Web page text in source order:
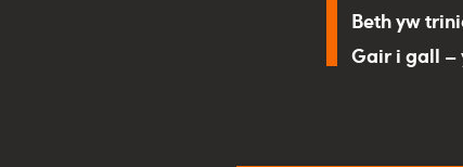
Beth yw
Gair i gall –